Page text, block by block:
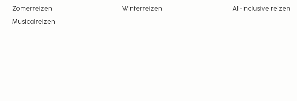
Zomerreizen Winterreizen All-Inclusive reizen
Musicalreizen